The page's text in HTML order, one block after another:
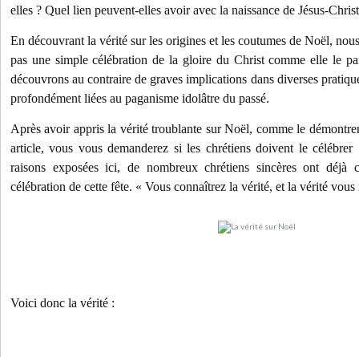
elles ? Quel lien peuvent-elles avoir avec la naissance de Jésus-
En découvrant la vérité sur les origines et les coutumes de Noël,
pas une simple célébration de la gloire du Christ comme elle le
découvrons au contraire de graves implications dans diverses
profondément liées au paganisme idolâtre du passé.
Après avoir appris la vérité troublante sur Noël, comme le
article, vous vous demanderez si les chrétiens doivent le
raisons exposées ici, de nombreux chrétiens sincères ont déjà
célébration de cette fête. « Vous connaîtrez la vérité, et la vérité
Voici donc la vérité :